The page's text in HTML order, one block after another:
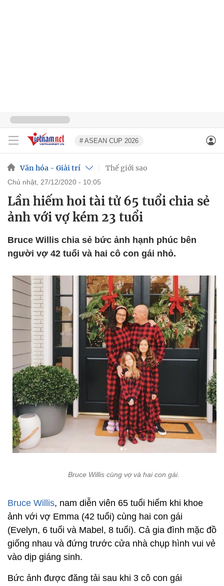
# ASEAN CUP 2026
Văn hóa - Giải trí Thế giới sao
chủ nhật, 27/12/2020 - 10:05
Lần hiếm hoi tài tử 65 tuổi chia sẻ
ảnh với vợ kém 23 tuổi
Bruce Willis chia sẻ bức ảnh hạnh phúc bên
người vợ 42 tuổi và hai cô con gái nhỏ.
Bruce Willis cùng vợ và hai con gái.
Bruce Willis, nam diễn viên 65 tuổi hiếm khi khoe
ảnh với vợ Emma (42 tuổi) cùng hai con gái
(Evelyn, 6 tuổi và Mabel, 8 tuổi). Cả gia đình mặc đồ
giống nhau và đứng trước cửa nhà chụp hình vui vẻ
vào dịp giáng sinh.
Bức ảnh được đăng tải sau khi 3 cô con gái